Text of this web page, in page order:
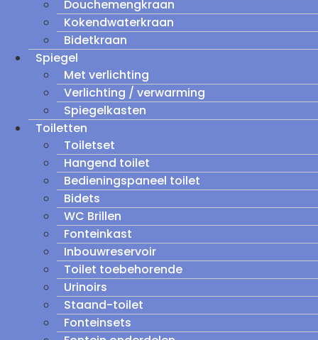
Douchemengkraan
Kokendwaterkraan
Bidetkraan
Spiegel
Met verlichting
Verlichting / verwarming
Spiegelkasten
Toiletten
Toiletset
Hangend toilet
Bedieningspaneel toilet
Bidets
WC Brillen
Fonteinkast
Inbouwreservoir
Toilet toebehorende
Urinoirs
Staand-toilet
Fonteinsets